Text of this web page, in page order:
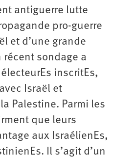
anti­guerre lutte
pro-guerre
et d’une grande
récent sondage a
inscritEs,
Israël et
Palestine. Parmi les
que leurs
aux IsraélienEs,
Il s’agit d’un